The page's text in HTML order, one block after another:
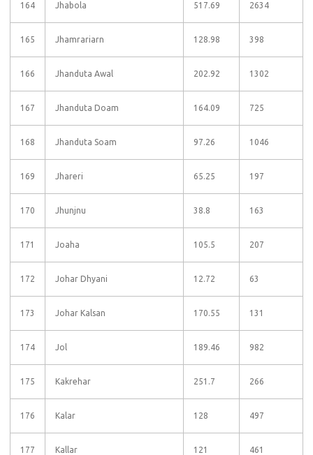
164 Jhabola 517.69 2634
165 Jhamrariarn 128.98 398
166 Jhanduta Awal 202.92 1302
167 Jhanduta Doam 164.09 725
168 Jhanduta Soam 97.26 1046
169 Jhareri 65.25 197
170 Jhunjnu 38.8 163
171 Joaha 105.5 207
172 Johar Dhyani 12.72 63
173 Johar Kalsan 170.55 131
174 Jol 189.46 982
175 Kakrehar 251.7 266
176 Kalar 128 497
177 Kallar 121 461